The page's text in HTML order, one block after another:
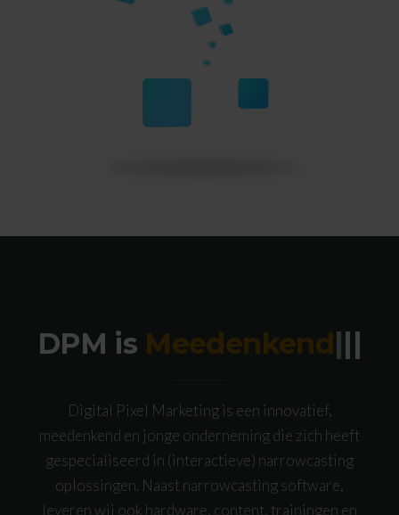
DPM isMeeden|||
Digital Pixel Marketing is een innovatief,
meedenkend en jonge onderneming die zich heeft
gespecialiseerd in (interactieve) narrowcasting
oplossingen. Naast narrowcasting software,
leveren wij ook hardware, content, trainingen en